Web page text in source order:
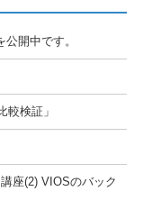
開中です。
較検証」
座(2) VIOSのバック